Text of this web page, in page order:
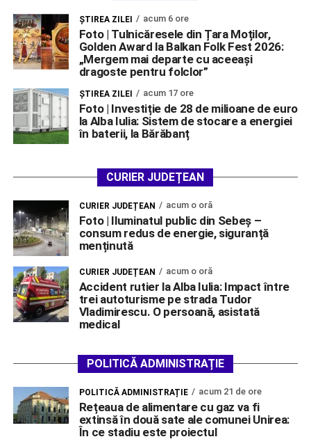
ŞTIREA ZILEI acum 6 ore
Foto | Tulnicăresele din Țara Moților,
Golden Award la Balkan Folk Fest 2026:
„Mergem mai departe cu aceeași
dragoste pentru folclor”
ŞTIREA ZILEI acum 17 ore
Foto | Investiție de 28 de milioane de euro
la Alba Iulia: Sistem de stocare a energiei
în baterii, la Bărăbanț
CURIER JUDEȚEAN
CURIER JUDEȚEAN acum o oră
Foto | Iluminatul public din Sebeș –
consum redus de energie, siguranță
menținută
CURIER JUDEȚEAN acum o oră
Accident rutier la Alba Iulia: Impact între
trei autoturisme pe strada Tudor
Vladimirescu. O persoană, asistată
medical
POLITICĂ ADMINISTRAȚIE
POLITICĂ ADMINISTRAȚIE acum 21 de ore
Rețeaua de alimentare cu gaz va fi
extinsă în două sate ale comunei Unirea:
În ce stadiu este proiectul